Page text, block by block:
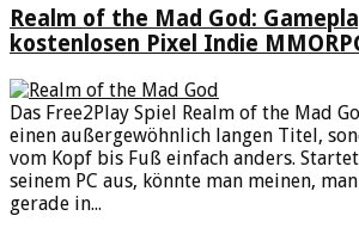
Realm of the Mad God:
kostenlosen Pixel Indie
Das Free2Play Spiel Realm of the Mad
einen außergewöhnlich langen Titel,
vom Kopf bis Fuß einfach anders.
seinem PC aus, könnte man meinen,
gerade in...